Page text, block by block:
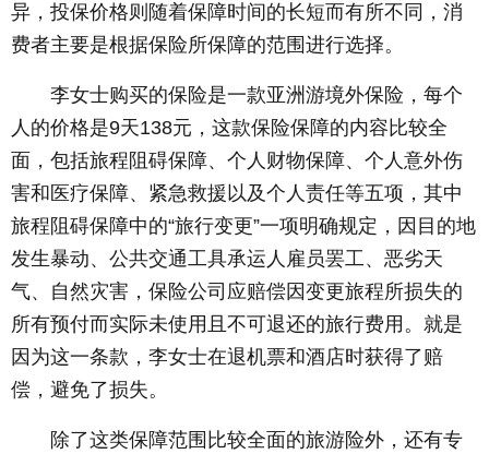
异，投保价格则随着保障时间的长短而有所不同，消
费者主要是根据保险所保障的范围进行选择。
李女士购买的保险是一款亚洲游境外保险，每个
人的价格是9天138元，这款保险保障的内容比较全
面，包括旅程阻碍保障、个人财物保障、个人意外伤
害和医疗保障、紧急救援以及个人责任等五项，其中
旅程阻碍保障中的“旅行变更”一项明确规定，因目的地
发生暴动、公共交通工具承运人雇员罢工、恶劣天
气、自然灾害，保险公司应赔偿因变更旅程所损失的
所有预付而实际未使用且不可退还的旅行费用。就是
因为这一条款，李女士在退机票和酒店时获得了赔
偿，避免了损失。
除了这类保障范围比较全面的旅游险外，还有专